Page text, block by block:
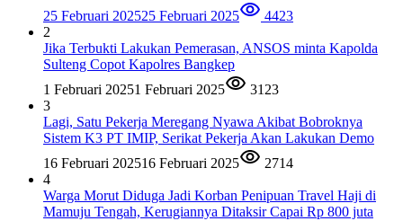
25 Februari 202525 Februari 2025
4423
2
Jika Terbukti Lakukan Pemerasan, ANSOS minta Kapolda
Sulteng Copot Kapolres Bangkep
1 Februari 20251 Februari 2025
3123
3
Lagi, Satu Pekerja Meregang Nyawa Akibat Bobroknya
Sistem K3 PT IMIP, Serikat Pekerja Akan Lakukan Demo
16 Februari 202516 Februari 2025
2714
4
Warga Morut Diduga Jadi Korban Penipuan Travel Haji di
Mamuju Tengah, Kerugiannya Ditaksir Capai Rp 800 juta